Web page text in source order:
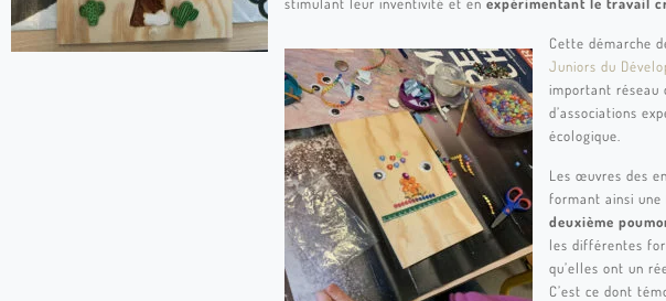
Cette démarche
Juniors du
important réseau
d’associations
écologique.
Les œuvres des
formant ainsi une
deuxième
les différentes
qu’elles ont un
C’est ce dont